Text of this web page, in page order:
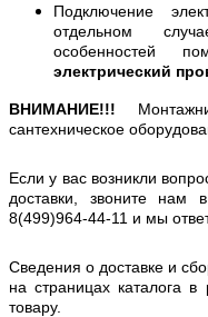
Подключение
отдельном
особенностей
электрический
ВНИМАНИЕ!!!
сантехническое
Если у вас возникли
доставки, звоните нам
8(499)964-44-11 и мы
Сведения о доставке и
на страницах каталога
товару.